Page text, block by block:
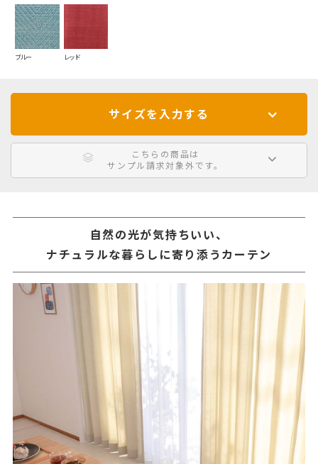
ブルー レッド
サイズを入力する
こちらの商品は
サンプル請求対象外です。
自然の光が気持ちいい、
ナチュラルな暮らしに寄り添うカーテン